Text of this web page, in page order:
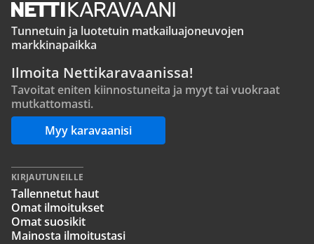
Tunnetuin ja luotetuin matkailuajoneuvojen
markkinapaikka
Ilmoita Nettikaravaanissa!
Tavoitat eniten kiinnostuneita ja myyt tai vuokraat
mutkattomasti.
Myy karavaanisi
KIRJAUTUNEILLE
Tallennetut haut
Omat ilmoitukset
Omat suosikit
Mainosta ilmoitustasi